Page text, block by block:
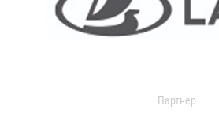
Партнер